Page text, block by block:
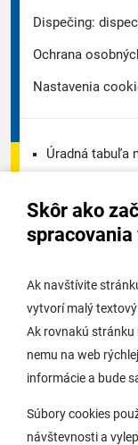
Skôr ako
spracovania
Ak navštívite
vytvorí malý
Ak rovnakú stránku
nemu na web
informácie a bude
Súbory cookies
návštevnosti a
Dispečing:
Ochrana
Nastavenia
Úradná tabuľa
Úradná tabuľa
Potrebujem
Samospráva
O Lamači